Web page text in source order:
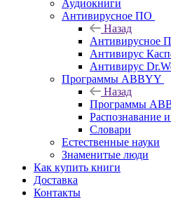
Аудиокниги
Антивирусное ПО
Назад
Антивирусное
Антивирус
Антивирус
Программы ABBYY
Назад
Программы
Распознавание
Словари
Естественные науки
Знаменитые люди
Как купить книги
Доставка
Контакты